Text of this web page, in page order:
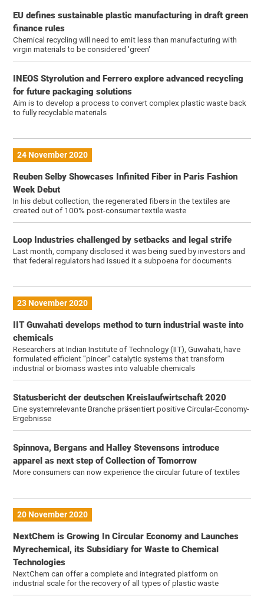
EU defines sustainable plastic manufacturing in draft green
finance rules
Chemical recycling will need to emit less than manufacturing with
virgin materials to be considered 'green'
INEOS Styrolution and Ferrero explore advanced recycling
for future packaging solutions
Aim is to develop a process to convert complex plastic waste back
to fully recyclable materials
24 November 2020
Reuben Selby Showcases Infinited Fiber in Paris Fashion
Week Debut
In his debut collection, the regenerated fibers in the textiles are
created out of 100% post-consumer textile waste
Loop Industries challenged by setbacks and legal strife
Last month, company disclosed it was being sued by investors and
that federal regulators had issued it a subpoena for documents
23 November 2020
IIT Guwahati develops method to turn industrial waste into
chemicals
Researchers at Indian Institute of Technology (IIT), Guwahati, have
formulated efficient "pincer" catalytic systems that transform
industrial or biomass wastes into valuable chemicals
Statusbericht der deutschen Kreislaufwirtschaft 2020
Eine systemrelevante Branche präsentiert positive Circular-Economy-
Ergebnisse
Spinnova, Bergans and Halley Stevensons introduce
apparel as next step of Collection of Tomorrow
More consumers can now experience the circular future of textiles
20 November 2020
NextChem is Growing In Circular Economy and Launches
Myrechemical, its Subsidiary for Waste to Chemical
Technologies
NextChem can offer a complete and integrated platform on
industrial scale for the recovery of all types of plastic waste